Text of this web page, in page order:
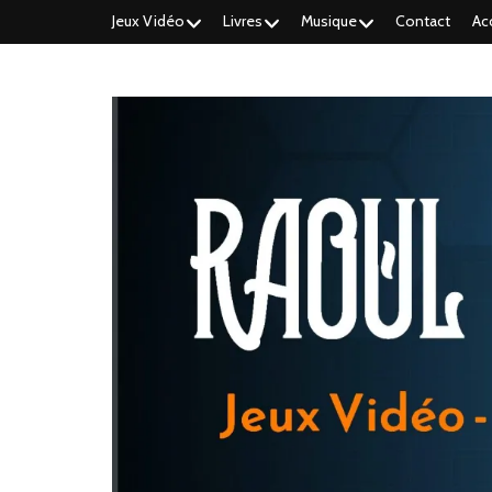
Jeux Vidéo Livres Musique Contact